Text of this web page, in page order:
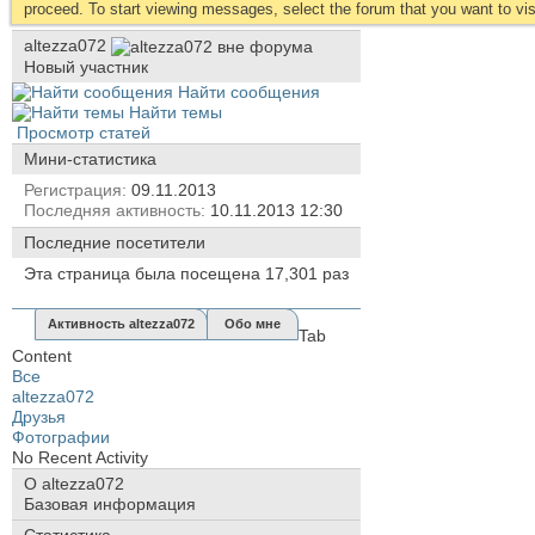
proceed. To start viewing messages, select the forum that you want to
altezza072
Новый участник
Найти сообщения
Найти темы
Просмотр статей
Мини-статистика
Регистрация 09.11.2013
Последняя активность 10.11.2013 12:30
Последние посетители
Эта страница была посещена 17,301 раз
Активность altezza072 Обо мне
Tab
Content
Все
altezza072
Друзья
Фотографии
No Recent Activity
О altezza072
Базовая информация